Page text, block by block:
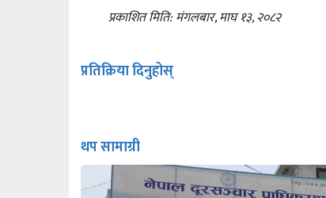
प्रकाशित मिति: मंगलबार, माघ १३, २०८२
प्रतिक्रिया दिनुहोस्
थप सामाग्री